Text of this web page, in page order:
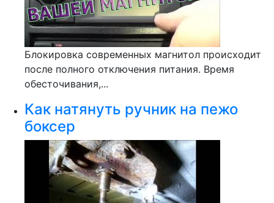
Блокировка современных магнитол происходит
после полного отключения питания. Время
обесточивания,...
Как натянуть ручник на пежо
боксер